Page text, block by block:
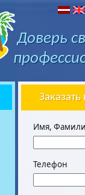
Доверь
Имя,
Телефон